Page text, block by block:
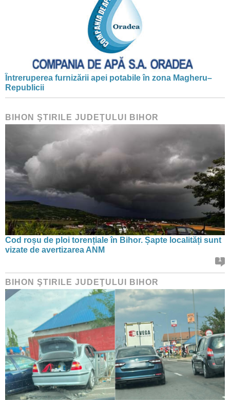
Întreruperea furnizării apei potabile în zona Magheru–
Republicii
BIHON ŞTIRILE JUDEŢULUI BIHOR
Cod roșu de ploi torențiale în Bihor. Șapte localități sunt
vizate de avertizarea ANM
1
BIHON ŞTIRILE JUDEŢULUI BIHOR